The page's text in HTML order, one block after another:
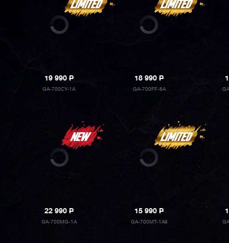
19 990P
GA-700CY-1A
18 990P
GA-700FF-8A
22 990P
GA-700MG-1A
15 990P
GA-700MT-1A9